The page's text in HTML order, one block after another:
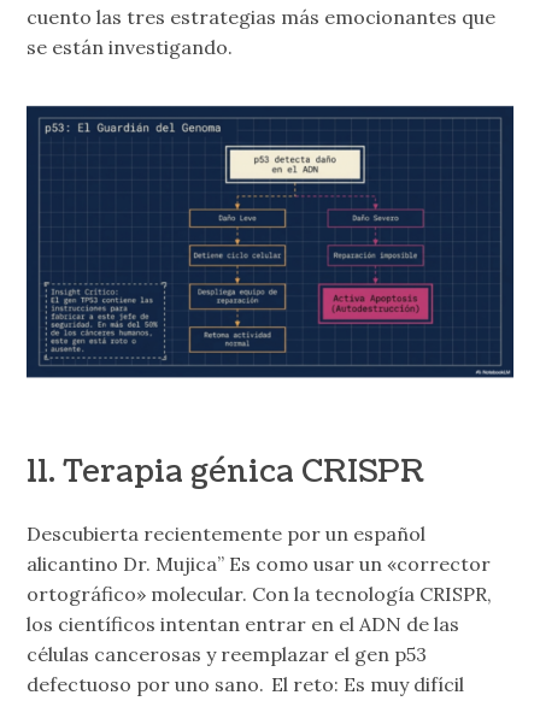
cuento las tres estrategias más emocionantes que
se están investigando.
11.Terapia génica CRISPR
Descubierta recientemente por un español
alicantino Dr. Mujica” Es como usar un «corrector
ortográfico» molecular. Con la tecnología CRISPR,
los científicos intentan entrar en el ADN de las
células cancerosas y reemplazar el gen p53
defectuoso por uno sano. El reto: Es muy difícil